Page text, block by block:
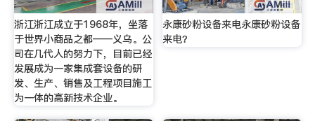
浙江浙江成立于1968年，坐落
于世界小商品之都——义乌。公
司在几代人的努力下，目前已经
发展成为一家集成套设备的研
发、生产、销售及工程项目施工
为一体的高新技术企业。
永康砂粉设备来电永康砂粉设备
来电？